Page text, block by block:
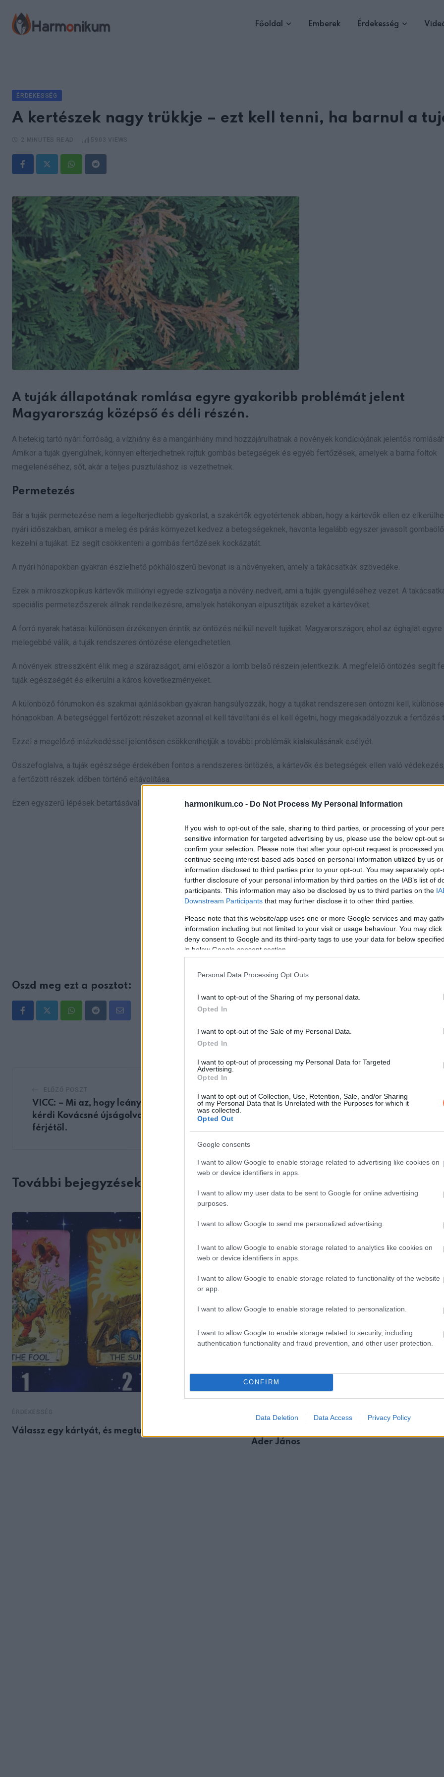
harmonikum.co - Do Not Process My Personal Information
If you wish to opt-out of the sale, sharing to third parties, or processing of your
sensitive information for targeted advertising by us, please use the below opt-out
confirm your selection. Please note that after your opt-out request is processed
continue seeing interest-based ads based on personal information utilized by us
information disclosed to third parties prior to your opt-out. You may separately
further disclosure of your personal information by third parties on the IAB’s list of
participants. This information may also be disclosed by us to third parties on the
Downstream Participants that may further disclose it to other third parties.
Please note that this website/app uses one or more Google services and may
information including but not limited to your visit or usage behaviour. You may
deny consent to Google and its third-party tags to use your data for below
in below Google consent section.
Personal Data Processing Opt Outs
I want to opt-out of the Sharing of my personal data.
Opted In
I want to opt-out of the Sale of my Personal Data.
Opted In
I want to opt-out of processing my Personal Data for Targeted
Advertising.
Opted In
I want to opt-out of Collection, Use, Retention, Sale, and/or Sharing
of my Personal Data that Is Unrelated with the Purposes for which it
was collected.
Opted Out
Google consents
I want to allow Google to enable storage related to advertising like cookies on
web or device identifiers in apps.
I want to allow my user data to be sent to Google for online advertising
purposes.
I want to allow Google to send me personalized advertising.
I want to allow Google to enable storage related to analytics like cookies on
web or device identifiers in apps.
I want to allow Google to enable storage related to functionality of the website
or app.
I want to allow Google to enable storage related to personalization.
I want to allow Google to enable storage related to security, including
authentication functionality and fraud prevention, and other user protection.
CONFIRM
Data Deletion Data Access Privacy Policy
content
Főoldal Emberek Érdekesség
ÉRDEKESSÉG
A kertészek nagy trükkje – ezt kell tenni, ha barnul a
WhatsappReddit
A tuják állapotának romlása egyre gyakoribb problémát jelent
Magyarország középső és déli részén.
A hetekig tartó nyári forróság, a vízhiány és a mangánhiány mind hozzájárulhatnak a növények kondíciójának jelentős
Amikor a tuják gyengülnek, könnyen elterjedhetnek rajtuk gombás betegségek és egyéb fertőzések, amelyek a barna foltok
megjelenéséhez, sőt, akár a teljes pusztuláshoz is vezethetnek.
Permetezés
Bár a tuják permetezése nem a legelterjedtebb gyakorlat, a szakértők egyetértenek abban, hogy a kártevők ellen ez
nyári időszakban, amikor a meleg és párás környezet kedvez a betegségeknek, havonta legalább egyszer javasolt
kezelni a tujákat. Ez segít csökkenteni a gombás fertőzések kockázatát.
A nyári hónapokban gyakran észlelhető pókhálószerű bevonat is a növényeken, amely a takácsatkák szövedéke.
Ezek a mikroszkopikus kártevők milliónyi egyede szívogatja a növény nedveit, ami a tuják gyengüléséhez vezet. A
speciális permetezőszerek állnak rendelkezésre, amelyek hatékonyan elpusztítják ezeket a kártevőket.
A forró nyarak hatásai különösen érzékenyen érintik az öntözés nélkül nevelt tujákat. Magyarországon, ahol az éghajlat egyre
melegebbé válik, a tuják rendszeres öntözése elengedhetetlen.
A növények stresszként élik meg a szárazságot, ami először a lomb belső részein jelentkezik. A megfelelő öntözés segít
tuják egészségét és elkerülni a káros következményeket.
A különböző fórumokon és szakmai ajánlásokban gyakran hangsúlyozzák, hogy a tujákat rendszeresen öntözni kell,
hónapokban. A betegséggel fertőzött részeket azonnal el kell távolítani és el kell égetni, hogy megakadályozzuk a fertőzés
Ezzel a megelőző intézkedéssel jelentősen csökkenthetjük a további problémák kialakulásának esélyét.
Összefoglalva, a tuják egészsége érdekében fontos a rendszeres öntözés, a kártevők és betegségek ellen való
a fertőzött részek időben történő eltávolítása.
Ezen egyszerű lépések betartásával a tuják hosszú távon is megőrizzék szép és egészséges állapotukat.
Oszd meg ezt a posztot:
WhatsappRedditShare
VICC: – Mi az, hogy leánykereskedő? –
kérdi Kovácsné újságolvasás közben a
férjétől.
KÖVETKEZŐ
90 éve halt meg. Az exhumálás
További bejegyzések
Válassz egy kártyát, és megtudhatod, mi vár rád
Áder János